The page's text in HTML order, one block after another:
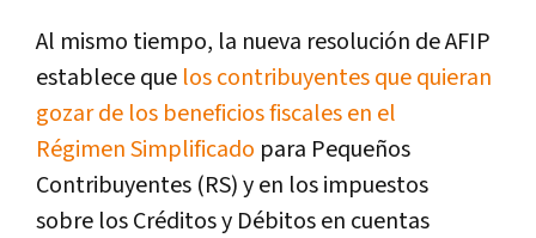
Al mismo tiempo, la nueva resolución de AFIP
establece que los contribuyentes que quieran
gozar de los beneficios fiscales en el
Régimen Simplificado para Pequeños
Contribuyentes (RS) y en los impuestos
sobre los Créditos y Débitos en cuentas